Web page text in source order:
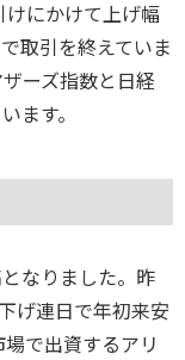
にかけて上げ幅
取引を終えていま
ーズ指数と日経
ます。
なりました。昨
げ連日で年初来安
で出資するアリ